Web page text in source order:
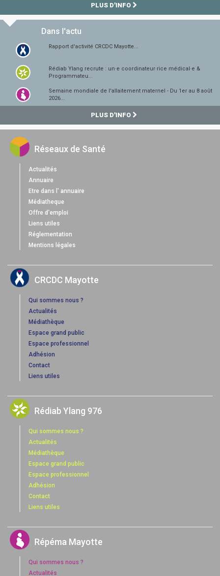
PLUS D'INFO
Dans l'actu
Rapport d'activité CRCDC Mayotte...
Rédiab Ylang recrute : un·e coordinateur·rice médical·e &
Programmateu...
Semaine mondiale de l'allaitement maternel - Du 1er au 8 août
2026...
PLUS D'INFO
Réseaux de Santé
Actualités
Annuaire
Etre dans l' annuaire
Médiatheque
Offre d'emploi
Liens utiles
Réglementation
Mentions légales
CRCDC Mayotte
Qui sommes nous ?
Actualités
Médiathèque
Espace grand public
Espace professionnel
Adhésion
Contact
Liens utiles
Rédiab Ylang 976
Qui sommes nous ?
Actualités
Médiathèque
Espace grand public
Espace professionnel
Adhésion
Contact
Liens utiles
Répéma Mayotte
Qui sommes nous ?
Actualités